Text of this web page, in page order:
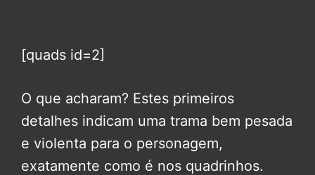
[quads id=2]
O que acharam? Estes primeiros
detalhes indicam uma trama bem pesada
e violenta para o personagem,
exatamente como é nos quadrinhos.